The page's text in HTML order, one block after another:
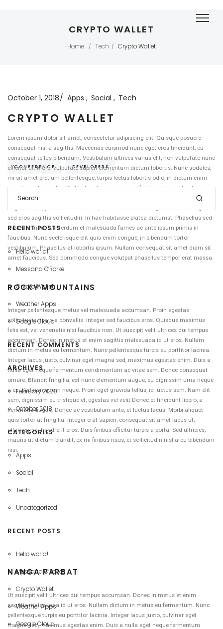
CRYPTO WALLET
Home / Tech / Crypto Wallet
October 1, 2018 Apps Social Tech
CRYPTO WALLET
Lorem ipsum dolor sit amet, consectetur adipiscing elit. Quisque posuere
consequat nisl a sagittis. Maecenas euismod nunc eget eros tincidunt, eu
consequat tellus bibendum. Vestibulum ultrices varius elit, non vulputate nunc
efficitur ut. Morbi vulputate sapien elementum dictum lobortis. Nunc sodales,
mi sit amet pretium pellentesque, turpis lectus lobortis odio, in dictum enim
nisi elementum odio. Vestibulum tempor, eros vel facilisis lacinia, ligula sem
porttitor elit, ac vulputate velit nibh a elit. Cras tristique ultricies facilisis. Nam
sed eros sagittis sollicitudin. In hac habitasse platea dictumst. Phasellus sed
molestie mauris. Interdum et malesuada fames ac ante ipsum primis in
faucibus. Nunc scelerisque elit quis enim congue, in bibendum tortor
vestibulum. Phasellus at lobortis ipsum. Nullam consequat sit amet diam sit
amet faucibus. Sed commodo congue volutpat phasellus tempor erat massa.
ROCKY MOUNTAINS
Integer pellentesque metus vel malesuada accumsan. Proin egestas
sollicitudin libero a convallis. Integer sed faucibus eros. Quisque maximus
felis est, vel venenatis nisi faucibus non. Ut suscipit velit ultrices dui tempus
accumsan. Donec in metus et enim sagittis malesuada id ut eros. Nullam
dictum in metus eu fermentum. Nunc pellentesque turpis eu porttitor lacinia.
Integer lacus justo, pulvinar eget magna sed, maximus egestas enim. Duis a
nulla eget neque fermentum condimentum ac vitae sem. Donec consequat
ornare. Blandit fringilla, est nunc elementum augue, eu dignissim urna neque
a ex. Sed non quam neque. Proin eget gravida tellus, id luctus sem. Nam elit
sem, dignissim eu tristique et, egestas vel velit.Donec et tincidunt libero, a
venenatis augue. Donec ac vestibulum ante, et luctus lacus. Morbi aliquet
quis tortor at fringilla. Integer erat sapien, consequat sit amet lacus ut,
ullamcorper hendrerit eros. Duis finibus efficitur turpis a porta. Sed ultricies,
mauris ut dictum blandit, ex mi finibus risus, et sollicitudin nisl arcu bibendum
nisi.
NANGA PARBAT
Ut suscipit velit ultrices dui tempus accumsan. Donec in metus et enim
sagittis malesuada id ut eros. Nullam dictum in metus eu fermentum. Nunc
pellentesque turpis eu porttitor lacinia. Integer lacus justo, pulvinar eget
magna sed, maximus egestas enim. Duis a nulla eget neque fermentum
CONFERENCE DEVELOPERS
RECENT POSTS
Hello world!
Messana O’Rorke
Crypto Wallet
Weather Apps
Google Cloud
RECENT COMMENTS
ARCHIVES
February 2020
October 2018
CATEGORIES
Apps
Social
Tech
Uncategorized
RECENT POSTS
Hello world!
Messana O’Rorke
Crypto Wallet
Weather Apps
Google Cloud